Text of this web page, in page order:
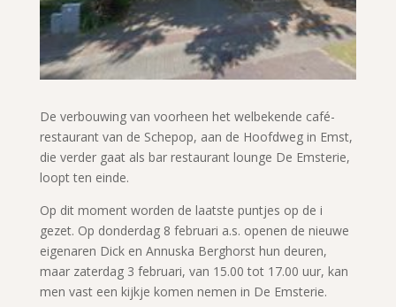
De verbouwing van voorheen het welbekende café-
restaurant van de Schepop, aan de Hoofdweg in Emst,
die verder gaat als bar restaurant lounge De Emsterie,
loopt ten einde.
Op dit moment worden de laatste puntjes op de i
gezet. Op donderdag 8 februari a.s. openen de nieuwe
eigenaren Dick en Annuska Berghorst hun deuren,
maar zaterdag 3 februari, van 15.00 tot 17.00 uur, kan
men vast een kijkje komen nemen in De Emsterie.